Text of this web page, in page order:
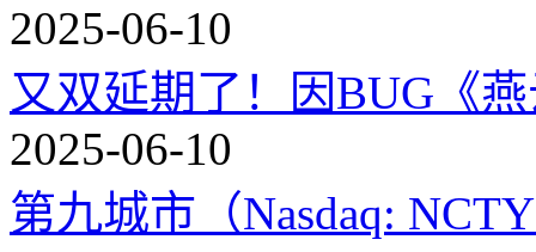
2025-06-10
又双延期了！因BUG《
2025-06-10
第九城市（Nasdaq: